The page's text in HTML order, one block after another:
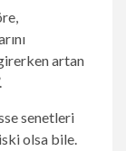
artan
senetleri
olsa bile.